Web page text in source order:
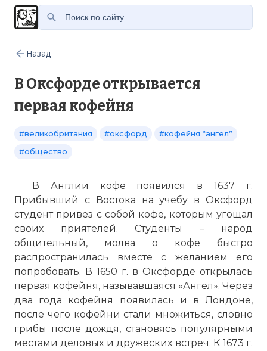
Назад
В Оксфорде открывается
первая кофейня
#великобритания #оксфорд
#кофейня “ангел”
#общество
В Англии кофе появился в 1637 г.
Прибывший с Востока на учебу в Оксфорд
студент привез с собой кофе, которым угощал
своих приятелей. Студенты – народ
общительный, молва о кофе быстро
распространилась вместе с желанием его
попробовать. В 1650 г. в Оксфорде открылась
первая кофейня, называвшаяся «Ангел». Через
два года кофейня появилась и в Лондоне,
после чего кофейни стали множиться, словно
грибы после дождя, становясь популярными
местами деловых и дружеских встреч. К 1673 г.